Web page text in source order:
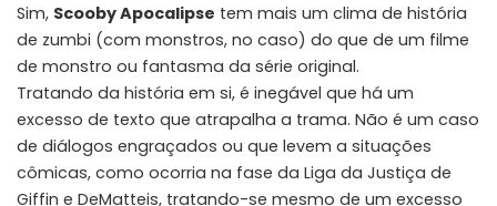
Sim, Scooby Apocalipse tem mais um clima de história
de zumbi (com monstros, no caso) do que de um filme
de monstro ou fantasma da série original.
Tratando da história em si, é inegável que há um
excesso de texto que atrapalha a trama. Não é um caso
de diálogos engraçados ou que levem a situações
cômicas, como ocorria na fase da Liga da Justiça de
Giffin e DeMatteis, tratando-se mesmo de um excesso